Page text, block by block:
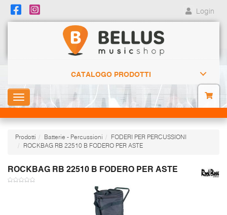
Login
CATALOGO PRODOTTI
Toggle
navigation
Prodotti Batterie - Percussioni
FODERI PER PERCUSSIONI
ROCKBAG RB 22510 B FODERO PER ASTE
ROCKBAG RB 22510 B FODERO PER ASTE